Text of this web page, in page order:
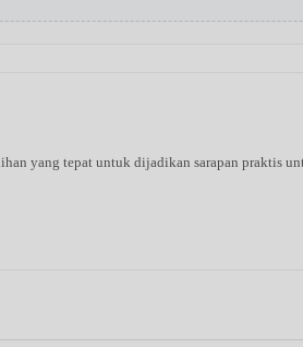
yang tepat untuk dijadikan sarapan praktis